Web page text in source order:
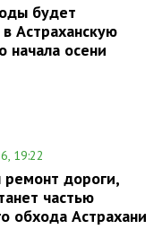
будет
в Астраханскую
начала осени
19:22
ремонт дороги,
частью
обхода Астрахани